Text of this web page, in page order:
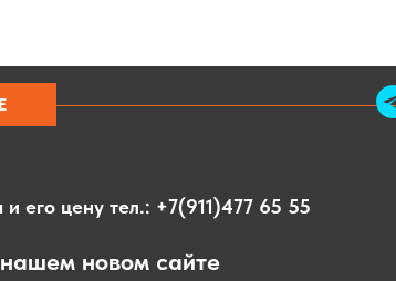
его цену тел.: +7(911)477 65 55
новом сайте